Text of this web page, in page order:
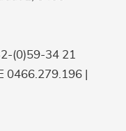
(0)59-34 21
0466.279.196 |